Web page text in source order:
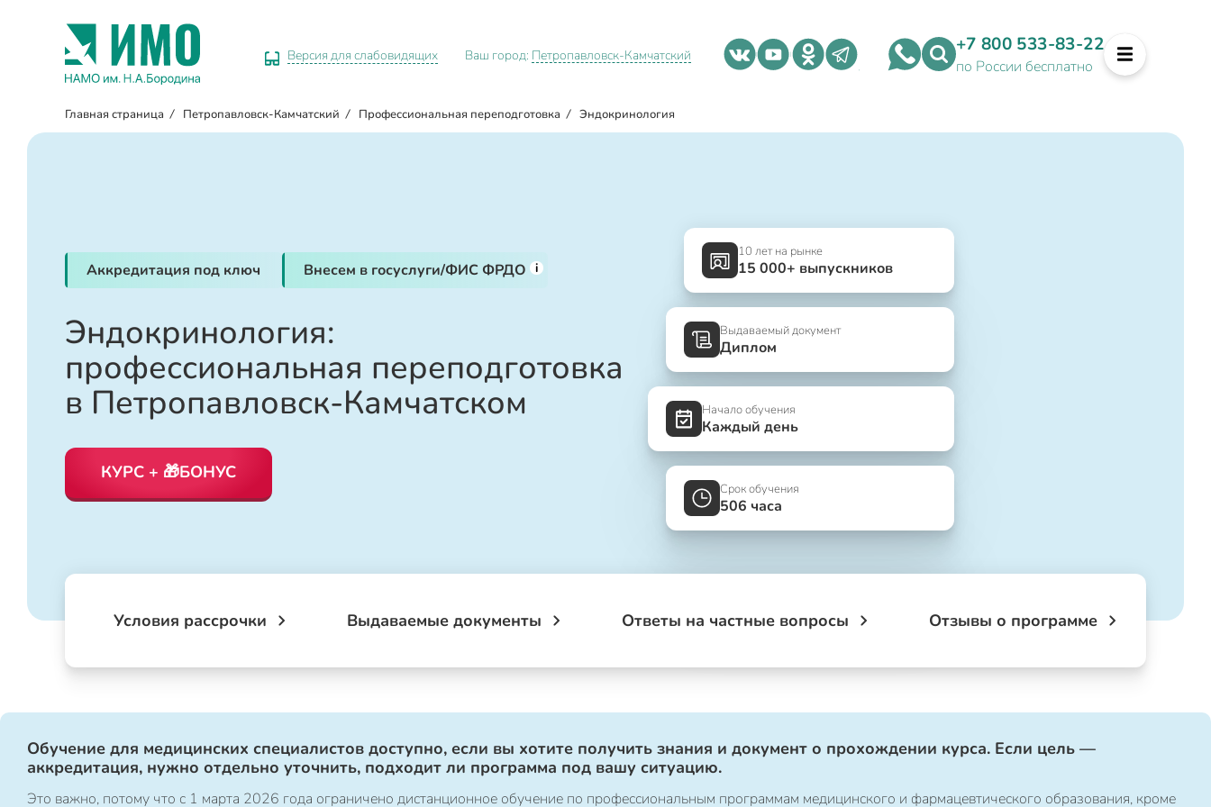
Версия для слабовидящих Ваш город: Петропавловск-Камчатский +7 800 533-83-22
по России бесплатно
Главная страница / Петропавловск-Камчатский / Профессиональная переподготовка / Эндокринология
Аккредитация под ключ Внесем в госуслуги/ФИС ФРДО i
Эндокринология:
профессиональная переподготовка
в Петропавловск-Камчатском
КУРС + 🎁БОНУС
10 лет на рынке
15 000+ выпускников
Выдаваемый документ
Диплом
Начало обучения
Каждый день
Срок обучения
506 часа
Условия рассрочки Выдаваемые документы Ответы на частные вопросы Отзывы о программе
Обучение для медицинских специалистов доступно, если вы хотите получить знания и документ о прохождении курса. Если цель —
аккредитация, нужно отдельно уточнить, подходит ли программа под вашу ситуацию.
Это важно, потому что с 1 марта 2026 года ограничено дистанционное обучение по профессиональным программам медицинского и фармацевтического образования, кроме